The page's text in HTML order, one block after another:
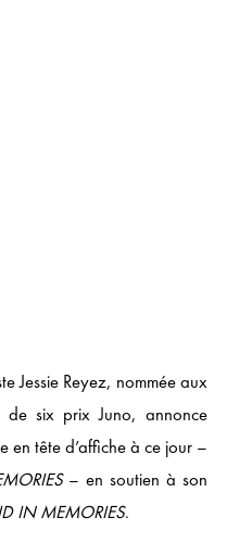
Jessie Reyez, nommée aux
six prix Juno, annonce
en tête d’affiche à ce jour –
– en soutien à son
IN MEMORIES.